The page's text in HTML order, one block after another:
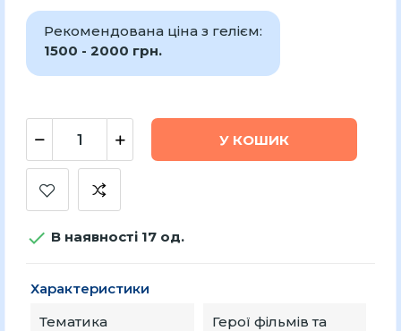
Рекомендована ціна з гелієм:
1500 - 2000 грн.
У КОШИК
 В наявності 17 од.
Характеристики
Тематика
Герої фільмів та